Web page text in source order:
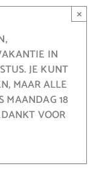
IN
JE KUNT
MAAR ALLE
MAANDAG 18
VOOR
×